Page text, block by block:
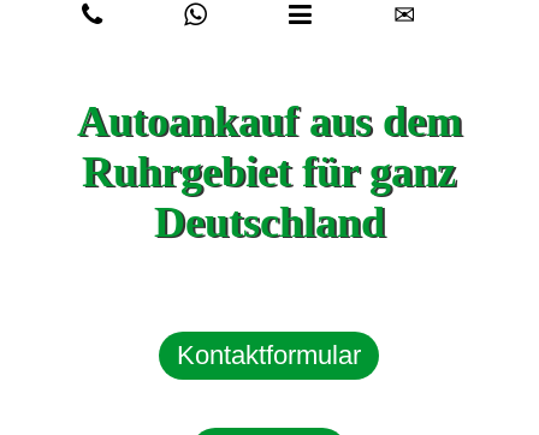
✉
Autoankauf aus dem
Ruhrgebiet für ganz
Deutschland
Kontaktformular